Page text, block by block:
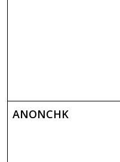
ANONCHK